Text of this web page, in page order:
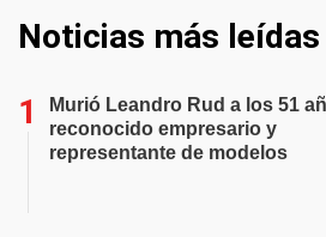
Noticias más leídas
Murió Leandro Rud a los 51
reconocido empresario y
representante de modelos